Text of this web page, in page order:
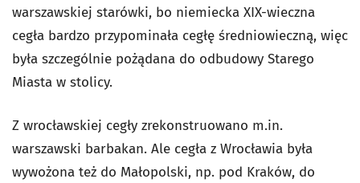
warszawskiej starówki, bo niemiecka XIX-wieczna
cegła bardzo przypominała cegłę średniowieczną, więc
była szczególnie pożądana do odbudowy Starego
Miasta w stolicy.
Z wrocławskiej cegły zrekonstruowano m.in.
warszawski barbakan. Ale cegła z Wrocławia była
wywożona też do Małopolski, np. pod Kraków, do